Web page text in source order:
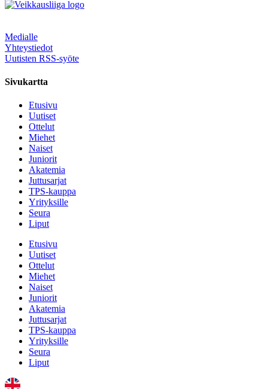
Medialle
Yhteystiedot
Uutisten RSS-syöte
Sivukartta
Etusivu
Uutiset
Ottelut
Miehet
Naiset
Juniorit
Akatemia
Juttusarjat
TPS-kauppa
Yrityksille
Seura
Liput
Etusivu
Uutiset
Ottelut
Miehet
Naiset
Juniorit
Akatemia
Juttusarjat
TPS-kauppa
Yrityksille
Seura
Liput